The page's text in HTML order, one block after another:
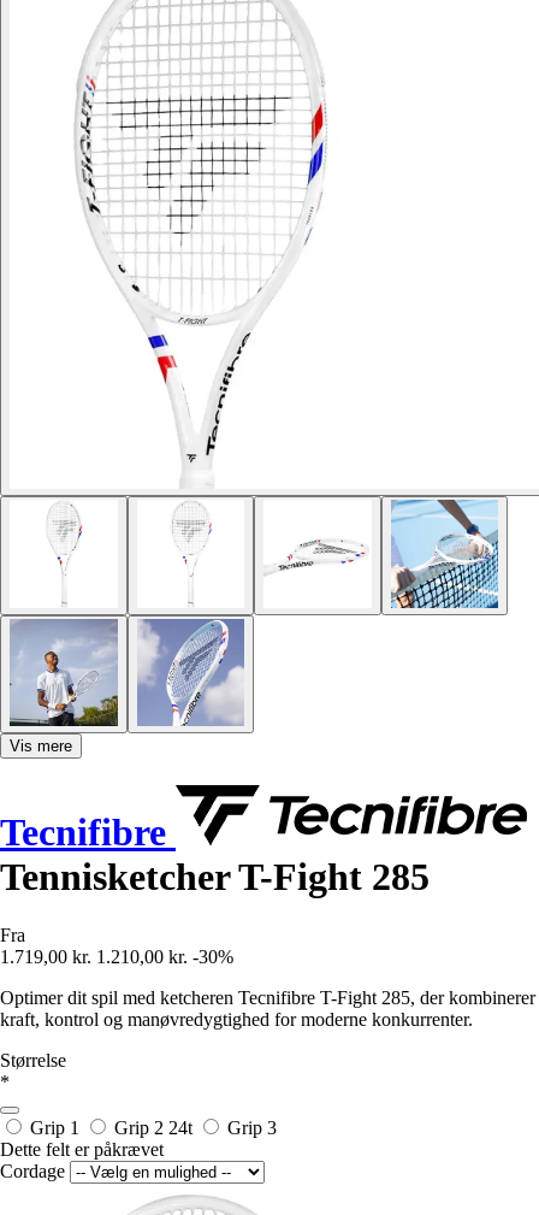
Vis mere
Tecnifibre
Tennisketcher T-Fight 285
Fra
1.719,00 kr. 1.210,00 kr. -30%
Optimer dit spil med ketcheren Tecnifibre T-Fight 285, der kombinerer
kraft, kontrol og manøvredygtighed for moderne konkurrenter.
Størrelse
*
Grip 1 Grip 2 24t
Grip 3
Dette felt er påkrævet
Cordage